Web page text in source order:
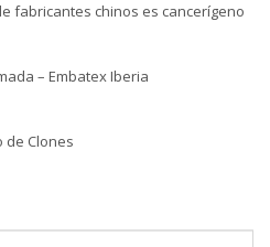
fabricantes chinos es cancerígeno
– Embatex Iberia
de Clones